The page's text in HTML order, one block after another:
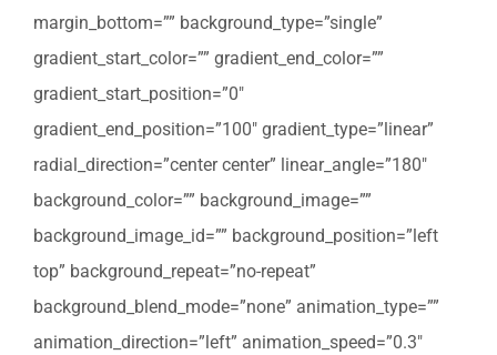
margin_bottom=”” background_type=”single”
gradient_start_color=”” gradient_end_color=””
gradient_start_position=”0″
gradient_end_position=”100″ gradient_type=”linear”
radial_direction=”center center” linear_angle=”180″
background_color=”” background_image=””
background_image_id=”” background_position=”left
top” background_repeat=”no-repeat”
background_blend_mode=”none” animation_type=””
animation_direction=”left” animation_speed=”0.3″